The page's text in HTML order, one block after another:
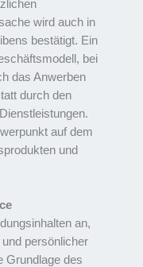
wird auch in
bestätigt. Ein
bei
das Anwerben
durch den
auf dem
und
an,
persönlicher
Grundlage des